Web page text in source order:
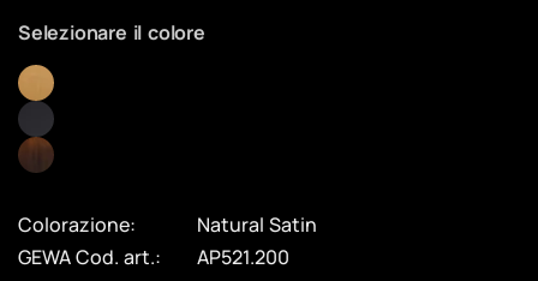
Selezionare il colore
Colorazione:
Natural Satin
GEWA Cod. art.:
AP521.200